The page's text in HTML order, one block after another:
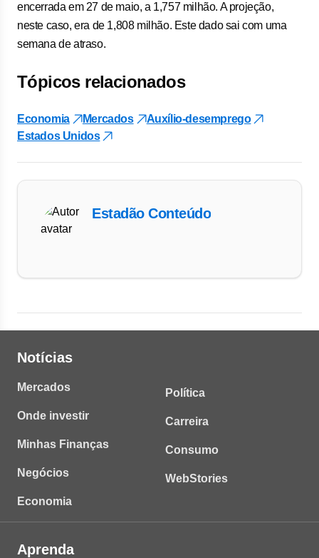
encerrada em 27 de maio, a 1,757 milhão. A projeção,
neste caso, era de 1,808 milhão. Este dado sai com uma
semana de atraso.
Tópicos relacionados
Economia Mercados
Auxílio-desemprego
Estados Unidos
Estadão Conteúdo
Notícias
Mercados
Onde investir
Minhas Finanças
Negócios
Economia
Política
Carreira
Consumo
WebStories
Aprenda